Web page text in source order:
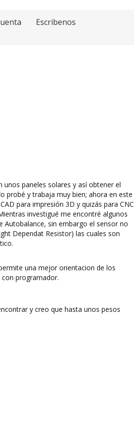
Escribenos
paneles solares y así obtener el
probé y trabaja muy bien; ahora en este
para impresión 3D y quizás para CNC
investigué me encontré algunos
sin embargo el sensor no
Dependat Resistor) las cuales son
una mejor orientacion de los
programador.
y creo que hasta unos pesos